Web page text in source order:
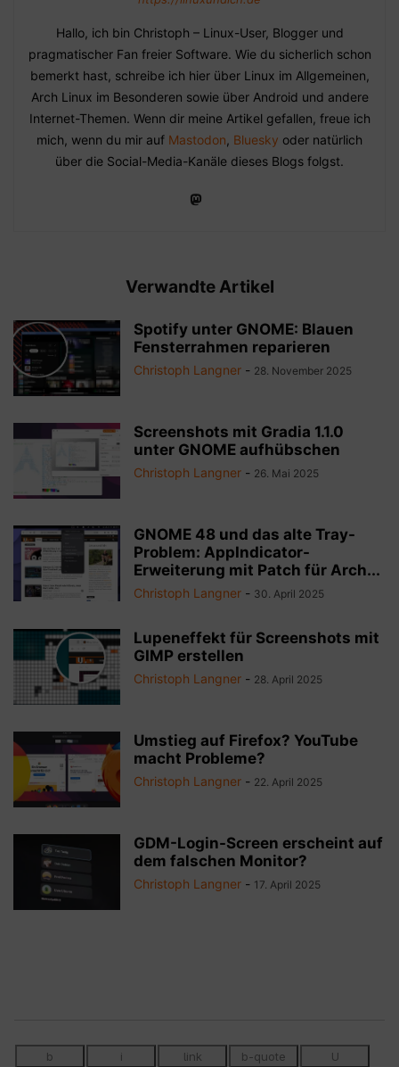
Hallo, ich bin Christoph – Linux-User, Blogger und
pragmatischer Fan freier Software. Wie du sicherlich schon
bemerkt hast, schreibe ich hier über Linux im Allgemeinen,
Arch Linux im Besonderen sowie über Android und andere
Internet-Themen. Wenn dir meine Artikel gefallen, freue ich
mich, wenn du mir auf Mastodon Bluesky oder natürlich
über die Social-Media-Kanäle dieses Blogs folgst.
Verwandte Artikel
Spotify unter GNOME: Blauen
Fensterrahmen reparieren
Christoph Langner - 28. November 2025
Screenshots mit Gradia 1.1.0
unter GNOME aufhübschen
Christoph Langner - 26. Mai 2025
GNOME 48 und das alte Tray-
Problem: AppIndicator-
Erweiterung mit Patch für Arch...
Christoph Langner - 30. April 2025
Lupeneffekt für Screenshots mit
GIMP erstellen
Christoph Langner - 28. April 2025
Umstieg auf Firefox? YouTube
macht Probleme?
Christoph Langner - 22. April 2025
GDM-Login-Screen erscheint auf
dem falschen Monitor?
Christoph Langner - 17. April 2025